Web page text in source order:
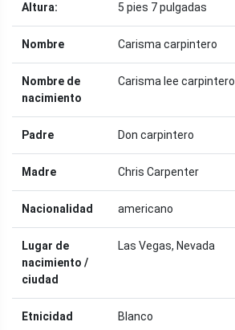
Altura: 5 pies 7 pulgadas
Nombre Carisma carpintero
Nombre de
nacimiento
Carisma lee carpintero
Padre Don carpintero
Madre Chris Carpenter
Nacionalidad americano
Lugar de
nacimiento /
ciudad
Las Vegas, Nevada
Etnicidad Blanco